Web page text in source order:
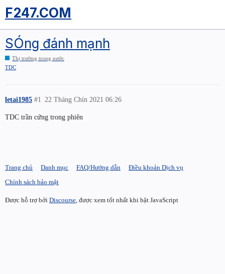
F247.COM
SÓng đánh mạnh
Thị trường trong nước
TDC
letai1985 22 Tháng Chín 2021 06:26
#1
TDC trần cứng trong phiên
Trang chủ Danh mục FAQ/Hướng dẫn
Điều khoản Dịch vụ
Chính sách bảo mật
Được hỗ trợ bởi Discourse , được xem tốt nhất khi bật JavaScript